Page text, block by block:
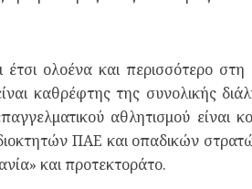
έτσι ολοένα και περισσότερο
καθρέφτης της συνολικής
αθλητισμού είναι
ΠΑΕ και οπαδικών
και προτεκτοράτο.